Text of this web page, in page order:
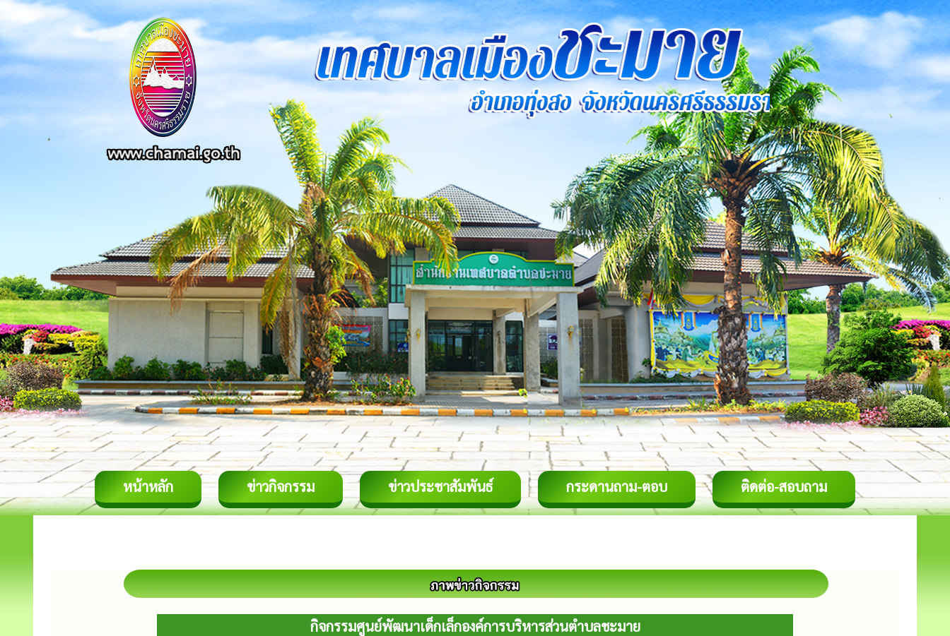
หน้าหลัก ข่าวกิจกรรม ข่าวประชาสัมพันธ์ กระดานถาม-ตอบ ติดต่อ-สอบถาม
กิจกรรมศูนย์พัฒนาเด็กเล็กองค์การบริหารส่วนตำบลชะมาย